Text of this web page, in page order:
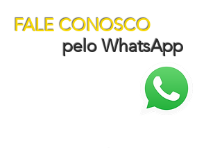
FALE CONOSCO
pelo WhatsApp